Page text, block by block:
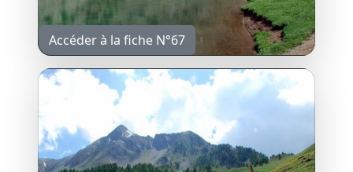
Accéder à la fiche N°67